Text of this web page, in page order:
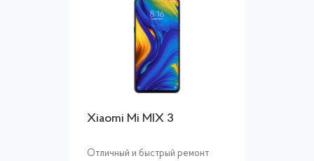
Xiaomi Mi MIX 3
Отличный и быстрый ремонт